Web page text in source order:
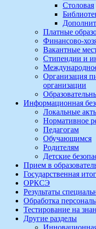
Столовая
Платные
Финансово-
Вакантные
Стипендии и
Организация
организации
Информационная
Локальные
Нормативное
Педагогам
Обучающимся
Родителям
Детские
Прием в
Государственная
ОРКСЭ
Результаты
Обработка
Тестирование на
Другие разделы